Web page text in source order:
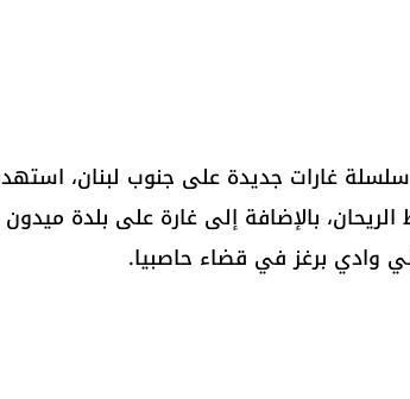
غارات جديدة على ​جنوب لبنان​،
الريحان، بالإضافة إلى غارة على بلدة
وادي برغز في قضاء حاصبيا.